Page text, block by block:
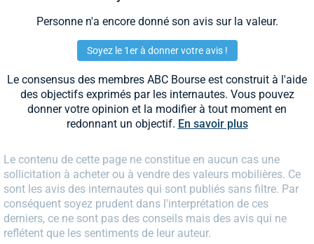
Personne n'a encore donné son avis sur la valeur.
Soyez le 1er à donner votre avis !
Le consensus des membres ABC Bourse est construit à l'aide
des objectifs exprimés par les internautes. Vous pouvez
donner votre opinion et la modifier à tout moment en
redonnant un objectif. En savoir plus
Le contenu de cette page ne constitue en aucun cas une
sollicitation à acheter ou à vendre des valeurs mobilières. Ce
sont les avis des internautes qui sont publiés sans filtre. Par
conséquent soyez prudent dans l'interprétation de ces
derniers, ce ne sont pas des conseils mais des avis qui ne
reflétent que les sentiments de leur auteur.